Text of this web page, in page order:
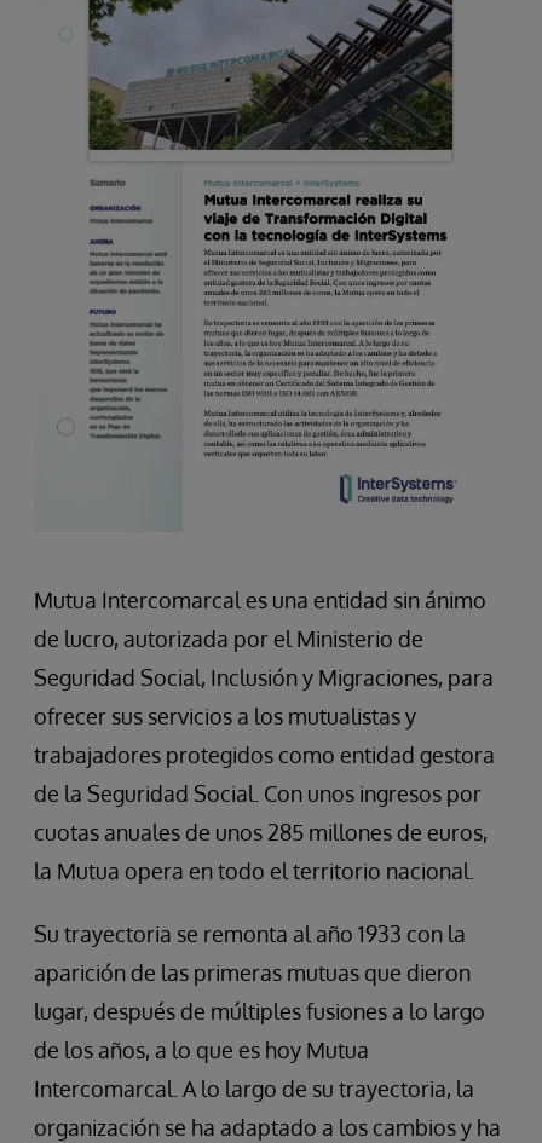
Mutua Intercomarcal es una entidad sin ánimo
de lucro, autorizada por el Ministerio de
Seguridad Social, Inclusión y Migraciones, para
ofrecer sus servicios a los mutualistas y
trabajadores protegidos como entidad gestora
de la Seguridad Social. Con unos ingresos por
cuotas anuales de unos 285 millones de euros,
la Mutua opera en todo el territorio nacional.
Su trayectoria se remonta al año 1933 con la
aparición de las primeras mutuas que dieron
lugar, después de múltiples fusiones a lo largo
de los años, a lo que es hoy Mutua
Intercomarcal. A lo largo de su trayectoria, la
organización se ha adaptado a los cambios y ha